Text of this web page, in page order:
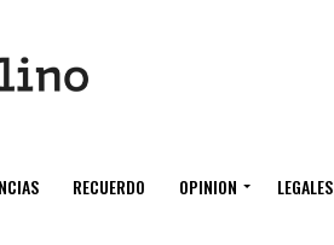
RECUERDO OPINION LEGALES